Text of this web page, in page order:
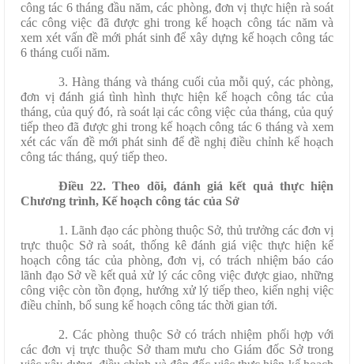
công tác 6 tháng đầu năm, các phòng, đơn vị thực hiện rà soát
các công việc đã được ghi trong kế hoạch công tác năm và
xem xét vấn đề mới phát sinh để xây dựng kế hoạch công tác
6 tháng cuối năm.
3. Hàng tháng và tháng cuối của mỗi quý, các phòng,
đơn vị đánh giá tình hình thực hiện kế hoạch công tác của
tháng, của quý đó, rà soát lại các công việc của tháng, của quý
tiếp theo đã được ghi trong kế hoạch công tác 6 tháng và xem
xét các vấn đề mới phát sinh để đề nghị điều chỉnh kế hoạch
công tác tháng, quý tiếp theo.
Điều 22. Theo dõi, đánh giá kết quả thực hiện
Chương trình, Kế hoạch công tác của Sở
1. Lãnh đạo các phòng thuộc Sở, thủ trưởng các đơn vị
trực thuộc Sở rà soát, thống kê đánh giá việc thực hiện kế
hoạch công tác của phòng, đơn vị, có trách nhiệm báo cáo
lãnh đạo Sở về kết quả xử lý các công việc được giao, những
công việc còn tồn đọng, hướng xử lý tiếp theo, kiến nghị việc
điều chỉnh, bổ sung kế hoạch công tác thời gian tới.
2. Các phòng thuộc Sở có trách nhiệm phối hợp với
các đơn vị trực thuộc Sở tham mưu cho Giám đốc Sở trong